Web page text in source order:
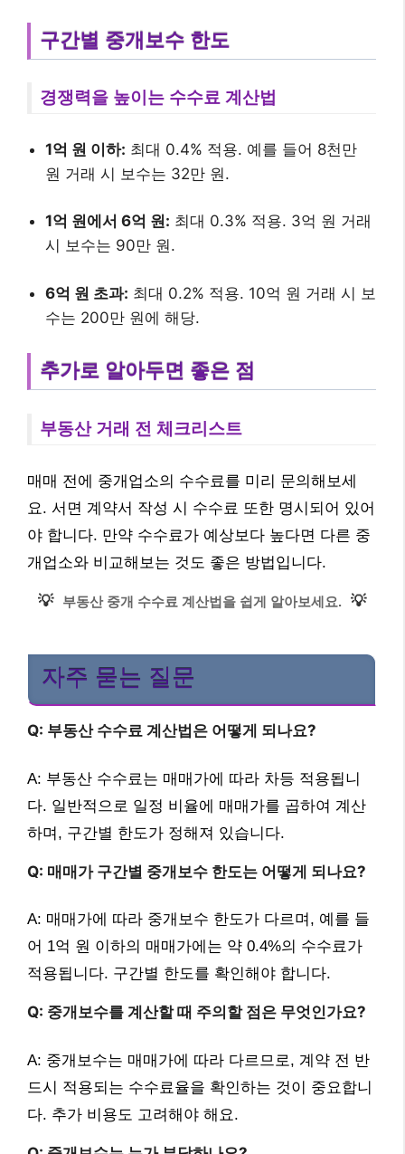
구간별 중개보수 한도
경쟁력을 높이는 수수료 계산법
1억 원 이하: 최대 0.4% 적용. 예를 들어 8천만
원 거래 시 보수는 32만 원.
1억 원에서 6억 원: 최대 0.3% 적용. 3억 원 거래
시 보수는 90만 원.
6억 원 초과: 최대 0.2% 적용. 10억 원 거래 시 보
수는 200만 원에 해당.
추가로 알아두면 좋은 점
부동산 거래 전 체크리스트
매매 전에 중개업소의 수수료를 미리 문의해보세
요. 서면 계약서 작성 시 수수료 또한 명시되어 있어
야 합니다. 만약 수수료가 예상보다 높다면 다른 중
개업소와 비교해보는 것도 좋은 방법입니다.
💡 부동산 중개 수수료 계산법을 쉽게 알아보세요. 💡
자주 묻는 질문
Q: 부동산 수수료 계산법은 어떻게 되나요?
A: 부동산 수수료는 매매가에 따라 차등 적용됩니
다. 일반적으로 일정 비율에 매매가를 곱하여 계산
하며, 구간별 한도가 정해져 있습니다.
Q: 매매가 구간별 중개보수 한도는 어떻게 되나요?
A: 매매가에 따라 중개보수 한도가 다르며, 예를 들
어 1억 원 이하의 매매가에는 약 0.4%의 수수료가
적용됩니다. 구간별 한도를 확인해야 합니다.
Q: 중개보수를 계산할 때 주의할 점은 무엇인가요?
A: 중개보수는 매매가에 따라 다르므로, 계약 전 반
드시 적용되는 수수료율을 확인하는 것이 중요합니
다. 추가 비용도 고려해야 해요.